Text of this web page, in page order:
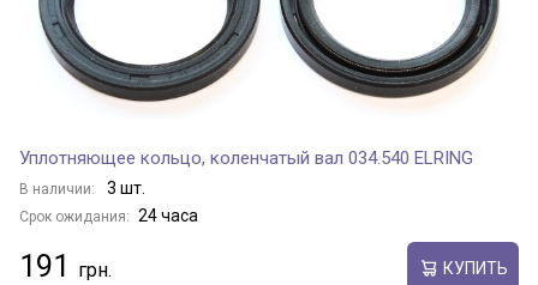
Уплотняющее кольцо, коленчатый вал 034.540 ELRING
В наличии: 3 шт.
Срок ожидания: 24 часа
191 КУПИТЬ